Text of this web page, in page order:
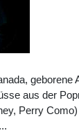
geborene
aus der
Perry